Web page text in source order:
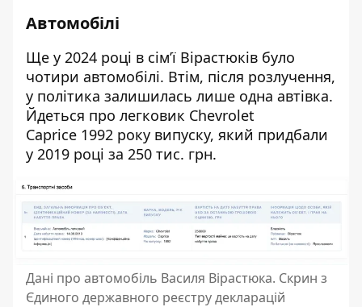
Автомобілі
Ще у 2024 році в сімʼї Вірастюків було
чотири автомобілі. Втім, після розлучення,
у політика залишилась лише одна автівка.
Йдеться про легковик Chevrolet
Caprice 1992 року випуску, який придбали
у 2019 році за 250 тис. грн.
Дані про автомобіль Василя Вірастюка. Скрин з
Єдиного державного реєстру декларацій